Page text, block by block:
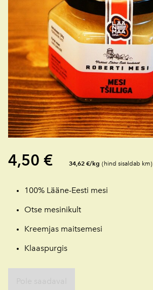
4,50 € 34,62 €/kg (hind sisaldab km)
100% Lääne-Eesti mesi
Otse mesinikult
Kreemjas maitsemesi
Klaaspurgis